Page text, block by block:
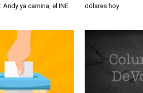
ya camina, el INE
dólares hoy